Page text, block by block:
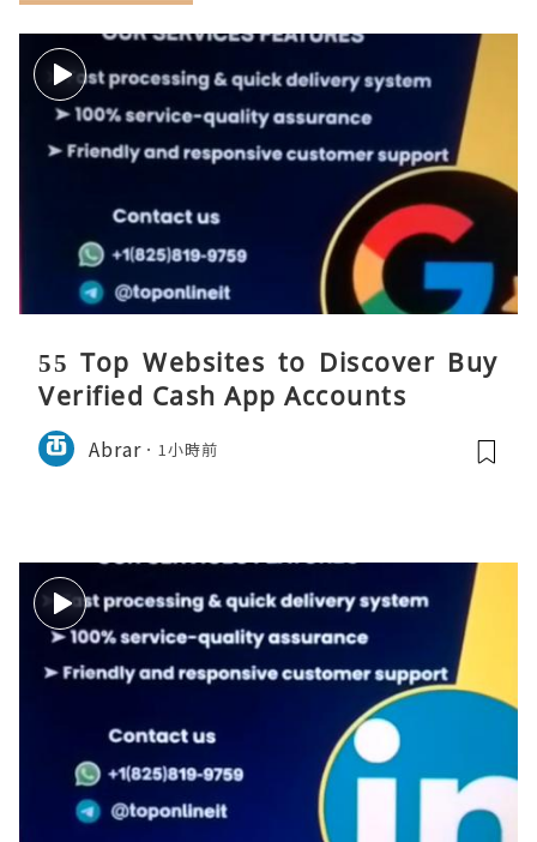
55 Top Websites to Discover Buy
Verified Cash App Accounts
Abrar 1小時前